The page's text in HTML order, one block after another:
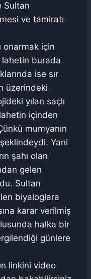
Sultan
ve tamiratı
onarmak için
burada
ise sır
üzerindeki
yılan saçlı
içinden
mumyanın
Yani
şahı olan
gelen
Sultan
biyaloglara
karar verilmiş
halka bir
günlere
linkini video